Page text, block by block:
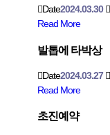
Date2024.03.30
Read More
발톱에 타박상
Date2024.03.27
Read More
초진예약